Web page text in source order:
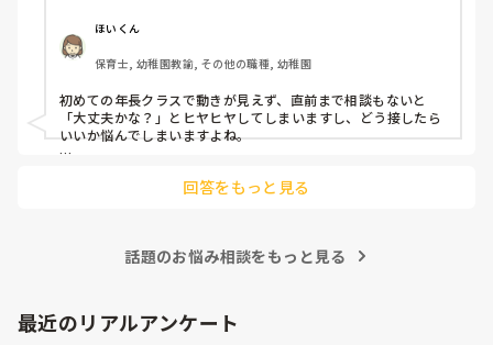
よほど自分に聞きづらいのか、聞く必要性さえ感じないの
か、もうよくわからないです。
対応にも悩みます。
ほいくん
保育士, 幼稚園教諭, その他の職種, 幼稚園
初めての年長クラスで動きが見えず、直前まで相談もないと
「大丈夫かな？」とヒヤヒヤしてしまいますし、どう接したら
いいか悩んでしまいますよね。
「こんなこと聞いたら迷惑かな」と抱え込んでいるケースがと
件、どこまで進んだ？」「困ってることない？」と具体的に声
「毎日夕方に5分だけ進捗確認の時間を取る」などルール化し
てしまうと、後輩も質問しやすくなりますよ。一人で抱え込ま
回答をもっと見る
話題のお悩み相談をもっと見る
最近のリアルアンケート